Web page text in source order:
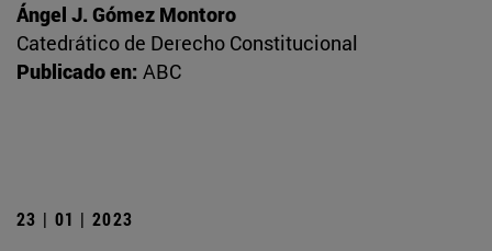
Ángel J. Gómez Montoro
Catedrático de Derecho Constitucional
Publicado en: ABC
23 | 01 | 2023